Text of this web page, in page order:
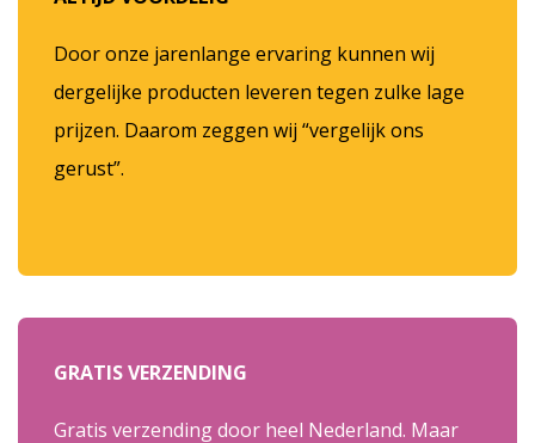
Door onze jarenlange ervaring kunnen wij
dergelijke producten leveren tegen zulke lage
prijzen. Daarom zeggen wij “vergelijk ons
gerust”.
GRATIS VERZENDING
Gratis verzending door heel Nederland. Maar